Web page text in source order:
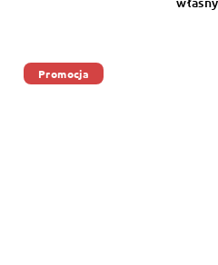
Promocja